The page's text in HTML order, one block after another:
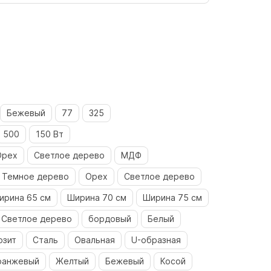
Бежевый 77 325
500 150 Вт
Светлое дерево МДФ
Темное дерево Орех Светлое дерево
65 см Ширина 70 см Ширина 75 см
Светлое дерево бордовый Белый
Сталь Овальная U-образная
Желтый Бежевый Косой